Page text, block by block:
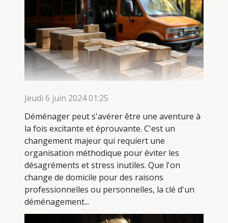
Jeudi 6 juin 2024 01:25
Déménager peut s'avérer être une aventure à
la fois excitante et éprouvante. C'est un
changement majeur qui requiert une
organisation méthodique pour éviter les
désagréments et stress inutiles. Que l'on
change de domicile pour des raisons
professionnelles ou personnelles, la clé d'un
déménagement...